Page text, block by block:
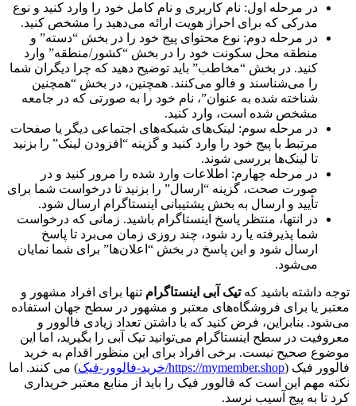
در مرحله اول: نام کاربری و نام کامل خود را وارد کنید و نوع
مدرکی که برای احراز هویت ارائه می‌دهید را مشخص کنید.
در مرحله دوم: نوع محتوای پیج خود را در بخش “دسته” و
منطقه محل سکونت خود را در بخش “کشور/منطقه” وارد
کنید. در بخش “مخاطب” باید توضیح دهید که چرا دیگران شما
را می‌شناسند و فالو می‌کنند. همچنین، در بخش “همچنین
شناخته شده به عنوان”، نام خود را به صورتی که در جامعه
مشخص شده است، وارد کنید.
در مرحله سوم: لینک‌های شبکه‌های اجتماعی دیگر یا صفحات
مرتبط با پیج خود را وارد کنید و گزینه “افزودن لینک” را بزنید
تا لینک‌ها بررسی شوند.
در مرحله چهارم: اطلاعات وارد شده را مرور کنید و در
صورت صحت، گزینه “ارسال” را بزنید تا درخواست شما برای
تأیید و ارسال به بخش پشتیبانی اینستاگرام ارسال شود.
در انتها، منتظر پاسخ اینستاگرام باشید. زمانی که درخواست
شما پذیرفته یا رد شود، چند روزی زمان می‌برد تا پاسخ
ارسال شود و این پاسخ در بخش “اعلان‌ها” برای شما نمایان
می‌شود.
توجه داشته باشید کهتیک آبی اینستاگرام تنها برای افراد مشهور و
معتبر یا برای فروشگاه‌های معتبر و مشهور در سطح جهان استفاده
می‌شود. بنابراین، فرض کنید که با داشتن تعداد زیادی فالوور و
معروفیت در سطح اینستاگرام می‌توانید تیک آبی را بگیرید، اما این
موضوع صحیح نیست. برخی افراد برای این منظور اقدام به خرید
فالوور فیک (https://mymember.shop/خرید-فالوور-فیک
) می کنند. اما
نکته مهم این است که فالوور فیک را باید از منابع معتبر خریداری
کرد تا به پیج آسیب نرسد.